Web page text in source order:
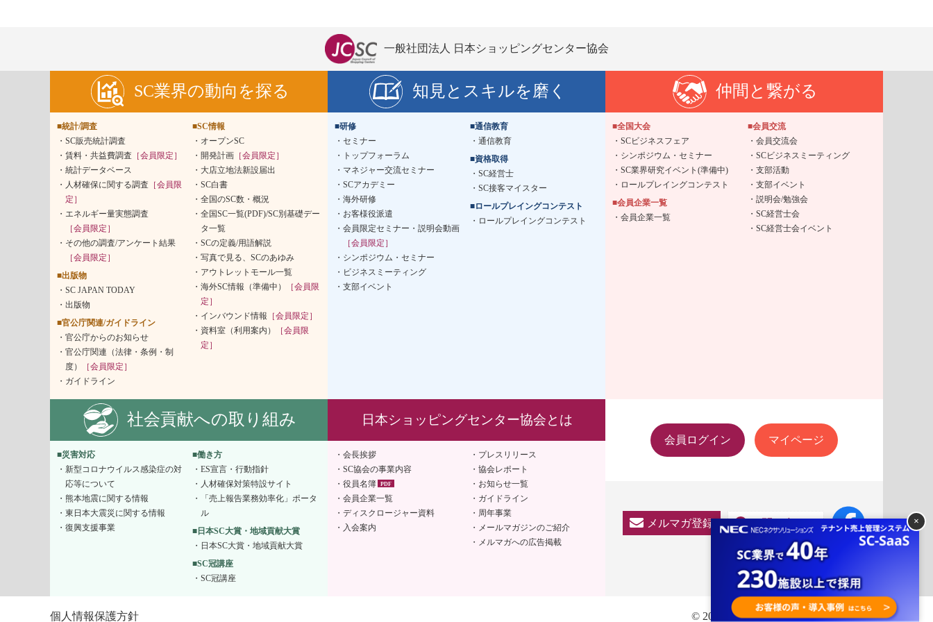
一般社団法人 日本ショッピングセンター協会
SC業界の動向を探る
■統計/調査
SC販売統計調査
賃料・共益費調査 ［会員限定］
統計データベース
人材確保に関する調査 ［会員限
定］
エネルギー量実態調査
［会員限定］
その他の調査/アンケート結果
［会員限定］
■出版物
SC JAPAN TODAY
出版物
■官公庁関連/ガイドライン
官公庁からのお知らせ
官公庁関連（法律・条例・制
度）
［会員限定］
ガイドライン
■SC情報
オープンSC
開発計画 ［会員限定］
大店立地法新設届出
SC白書
全国のSC数・概況
全国SC一覧(PDF)/SC別基礎デー
タ一覧
SCの定義/用語解説
写真で見る、SCのあゆみ
アウトレットモール一覧
海外SC情報（準備中）
［会員限
定］
インバウンド情報 ［会員限定］
資料室（利用案内）
［会員限
定］
知見とスキルを磨く
■研修
セミナー
トップフォーラム
マネジャー交流セミナー
SCアカデミー
海外研修
お客様役派遣
会員限定セミナー・説明会動画
［会員限定］
シンポジウム・セミナー
ビジネスミーティング
支部イベント
■通信教育
通信教育
■資格取得
SC経営士
SC接客マイスター
■ロールプレイングコンテスト
ロールプレイングコンテスト
仲間と繋がる
■全国大会
SCビジネスフェア
シンポジウム・セミナー
SC業界研究イベント(準備中)
ロールプレイングコンテスト
■会員企業一覧
会員企業一覧
■会員交流
会員交流会
SCビジネスミーティング
支部活動
支部イベント
説明会/勉強会
SC経営士会
SC経営士会イベント
社会貢献への取り組み
■災害対応
新型コロナウイルス感染症の対
応等について
熊本地震に関する情報
東日本大震災に関する情報
復興支援事業
■働き方
ES宣言・行動指針
人材確保対策特設サイト
「売上報告業務効率化」ポータ
ル
■日本SC大賞・地域貢献大賞
日本SC大賞・地域貢献大賞
■SC冠講座
SC冠講座
日本ショッピングセンター協会とは
会長挨拶
SC協会の事業内容
役員名簿
会員企業一覧
ディスクロージャー資料
入会案内
プレスリリース
協会レポート
お知らせ一覧
ガイドライン
周年事業
メールマガジンのご紹介
メルマガへの広告掲載
会員ログイン マイページ
メルマガ登録
個人情報保護方針 © 2022 Japan Council of Shopping Centers
×